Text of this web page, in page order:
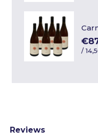
/
Reviews